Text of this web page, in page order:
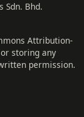
Sdn. Bhd.
Attribution-
storing any
permission.